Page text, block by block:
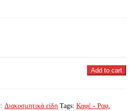
Add to cart
Διακοσμητικά είδη Tags: Καφέ - Ραφ